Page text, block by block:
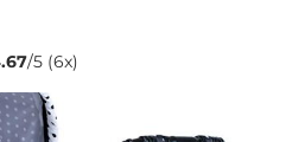
/5 (6x)